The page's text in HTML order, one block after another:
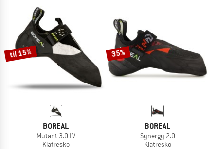
til 15%
BOREAL
Mutant 3.0 LV
Klatresko
35%
BOREAL
Synergy 2.0
Klatresko